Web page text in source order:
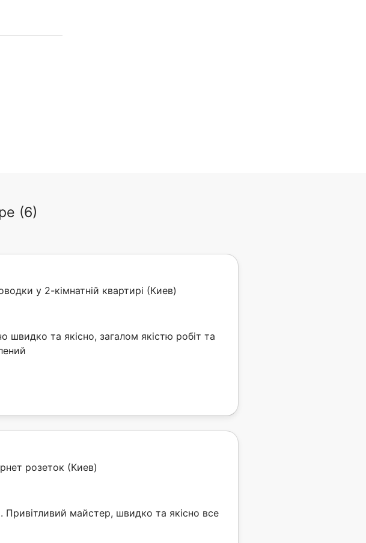
(6)
у 2-кімнатній квартирі (Киев)
швидко та якісно, загалом якістю робіт та
розеток (Киев)
майстер, швидко та якісно все